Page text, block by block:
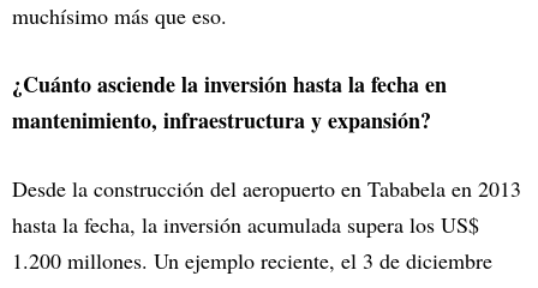
muchísimo más que eso.
¿Cuánto asciende la inversión hasta la fecha en
mantenimiento, infraestructura y expansión?
Desde la construcción del aeropuerto en Tababela en 2013
hasta la fecha, la inversión acumulada supera los US$
1.200 millones. Un ejemplo reciente, el 3 de diciembre